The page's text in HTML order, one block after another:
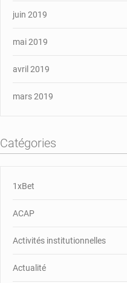
juin 2019
mai 2019
avril 2019
mars 2019
Catégories
1xBet
ACAP
Activités institutionnelles
Actualité